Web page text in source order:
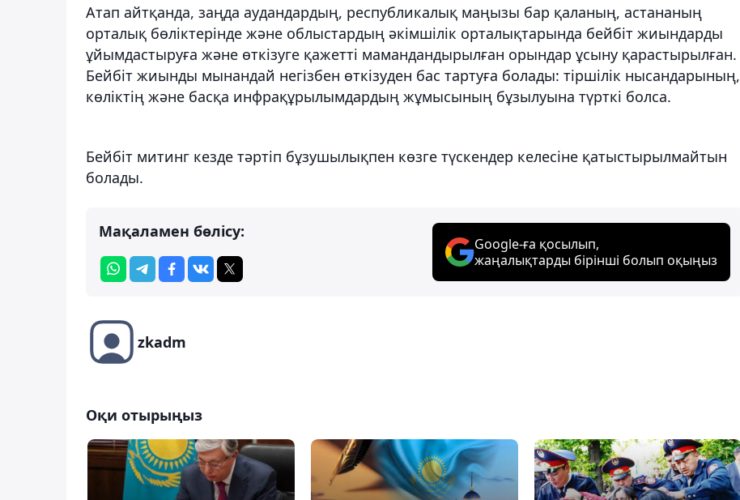
Атап айтқанда, заңда аудандардың, республикалық маңызы бар қаланың, астананың
орталық бөліктерінде және облыстардың әкімшілік орталықтарында бейбіт жиындарды
ұйымдастыруға және өткізуге қажетті мамандандырылған орындар ұсыну қарастырылған.
Бейбіт жиынды мынандай негізбен өткізуден бас тартуға болады: тіршілік нысандарының,
көліктің және басқа инфрақұрылымдардың жұмысының бұзылуына түрткі болса.
Бейбіт митинг кезде тәртіп бұзушылықпен көзге түскендер келесіне қатыстырылмайтын
болады.
Мақаламен бөлісу:
Google-ға қосылып,
жаңалықтарды бірінші болып оқыңыз
zkadm
Оқи отырыңыз